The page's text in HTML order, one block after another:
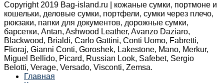
Copyright 2019 Bag-island.ru | кожаные сумки, портмоне и
кошельки, деловые сумки, портфели, сумки через плечо,
рюкзаки, папки для документов, дорожные сумки,
барсетки, Antan, Ashwood Leather, Avanzo Daziaro,
Blackwood, Brialdi, Carlo Gattini, Conti Uomo, Fabretti,
Flioraj, Gianni Conti, Goroshek, Lakestone, Mano, Merkur,
Miguel Bellido, Picard, Russian Look, Safebet, Sergio
Belotti, Verage, Versado, Visconti, Zemsa.
Главная